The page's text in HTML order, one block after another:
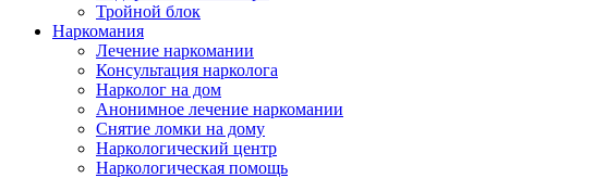
Тройной блок
Наркомания
Лечение наркомании
Консультация нарколога
Нарколог на дом
Анонимное лечение наркомании
Снятие ломки на дому
Наркологический центр
Наркологическая помощь